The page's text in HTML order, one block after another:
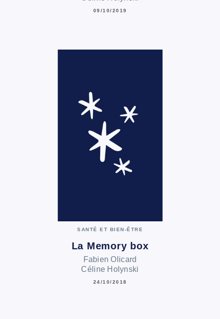
09/10/2019
SANTÉ ET BIEN-ÊTRE
La Memory box
Fabien Olicard
Céline Holynski
24/10/2018